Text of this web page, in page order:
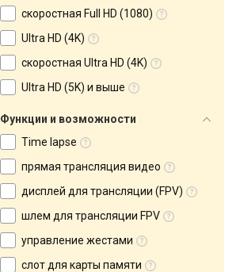
скоростная Full HD (1080)
Ultra HD (4K)
скоростная Ultra HD (4K)
Ultra HD (5K) и выше
Функции и возможности
Time lapse
прямая трансляция видео
дисплей для трансляции (FPV)
шлем для трансляции FPV
управление жестами
слот для карты памяти